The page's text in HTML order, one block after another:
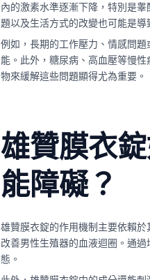
內的激素水準逐漸下降，特別是
題以及生活方式的改變也可能是導
例如，長期的工作壓力、情感問
能。此外，糖尿病、高血壓等慢
物來緩解這些問題顯得尤為重要。
雄贊膜衣
能障礙？
雄贊膜衣錠的作用機制主要依賴
改善男性生殖器的血液迴圈。通
態。